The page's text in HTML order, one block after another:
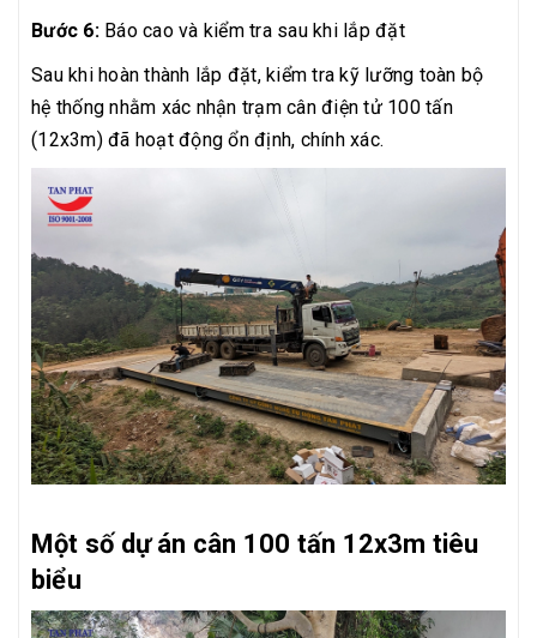
Bước 6: Báo cao và kiểm tra sau khi lắp đặt
Sau khi hoàn thành lắp đặt, kiểm tra kỹ lưỡng toàn bộ
hệ thống nhằm xác nhận trạm cân điện tử 100 tấn
(12x3m) đã hoạt động ổn định, chính xác.
Một số dự án cân 100 tấn 12x3m tiêu
biểu